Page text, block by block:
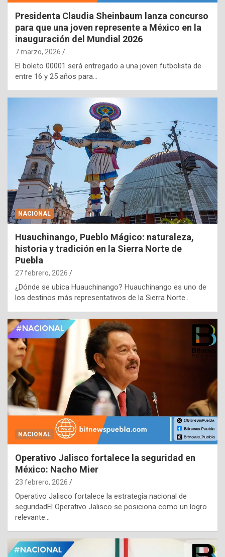
Presidenta Claudia Sheinbaum lanza concurso
para que una joven represente a México en la
inauguración del Mundial 2026
7 marzo, 2026
El boleto 00001 será entregado a una joven futbolista de
entre 16 y 25 años para…
NACIONAL
Huauchinango, Pueblo Mágico: naturaleza,
historia y tradición en la Sierra Norte de
Puebla
27 febrero, 2026
¿Dónde se ubica Huauchinango? Huauchinango es uno de
los destinos más representativos de la Sierra Norte…
NACIONAL
Operativo Jalisco fortalece la seguridad en
México: Nacho Mier
23 febrero, 2026
Operativo Jalisco fortalece la estrategia nacional de
seguridadEl Operativo Jalisco se posiciona como un logro
relevante…